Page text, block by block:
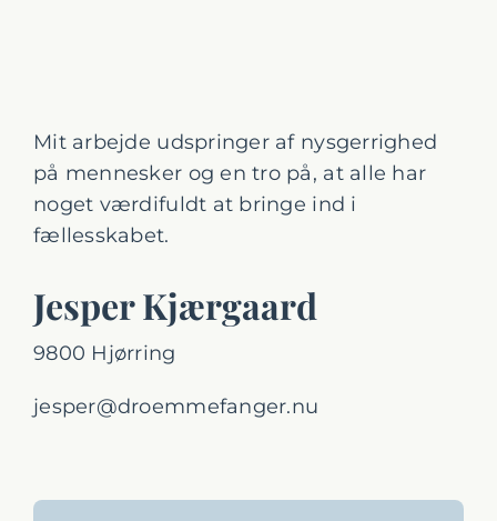
Mit arbejde udspringer af nysgerrighed
på mennesker og en tro på, at alle har
noget værdifuldt at bringe ind i
fællesskabet.
Jesper Kjærgaard
9800 Hjørring
jesper@droemmefanger.nu